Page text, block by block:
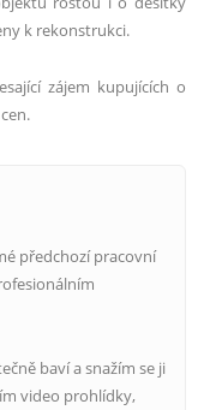
k rekonstrukci.
zájem kupujících o
předchozí pracovní
baví a snažím se ji
video prohlídky,